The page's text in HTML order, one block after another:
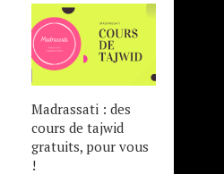
Madrassati : des
cours de tajwid
gratuits, pour vous
!